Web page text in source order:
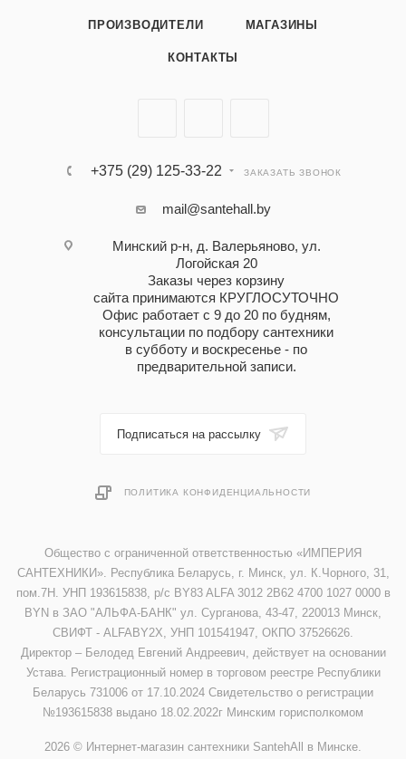
ПРОИЗВОДИТЕЛИ МАГАЗИНЫ
КОНТАКТЫ
+375 (29) 125-33-22 ЗАКАЗАТЬ ЗВОНОК
mail@santehall.by
Минский р-н, д. Валерьяново, ул.
Логойская 20
Заказы через корзину
сайта принимаются КРУГЛОСУТОЧНО
Офис работает с 9 до 20 по будням,
консультации по подбору сантехники
в субботу и воскресенье - по
предварительной записи.
Подписаться на рассылку
ПОЛИТИКА КОНФИДЕНЦИАЛЬНОСТИ
Общество с ограниченной ответственностью «ИМПЕРИЯ
САНТЕХНИКИ». Республика Беларусь, г. Минск, ул. К.Чорного, 31,
пом.7Н. УНП 193615838, р/с BY83 ALFA 3012 2B62 4700 1027 0000 в
BYN в ЗАО "АЛЬФА-БАНК" ул. Сурганова, 43-47, 220013 Минск,
СВИФТ - ALFABY2X, УНП 101541947, ОКПО 37526626.
Директор – Белодед Евгений Андреевич, действует на основании
Устава. Регистрационный номер в торговом реестре Республики
Беларусь 731006 от 17.10.2024 Свидетельство о регистрации
№193615838 выдано 18.02.2022г Минским горисполкомом
2026 © Интернет-магазин сантехники SantehAll в Минске.